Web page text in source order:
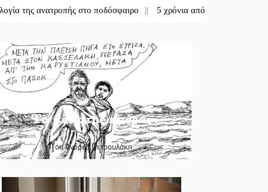
στο ποδόσφαιρο || 5 χρόνια από την επανασύσταση της ΙΜ
Το κλίκ της ημέρας
Του Ανδρέα Πετρουλάκη